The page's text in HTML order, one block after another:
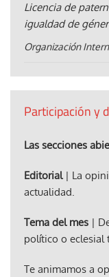
Licencia de
igualdad de
Organización
Participación y
Las secciones
Editorial| La
actualidad.
Tema del mes |
político o eclesial
Te animamos a